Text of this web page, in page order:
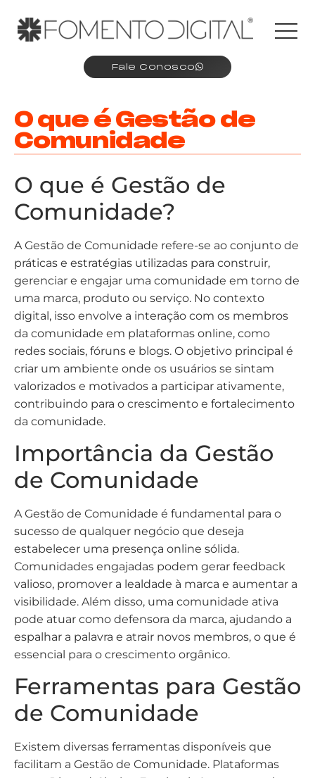
Fale Conosco
O que é Gestão de
Comunidade
O que é Gestão de
Comunidade?
A Gestão de Comunidade refere-se ao conjunto de
práticas e estratégias utilizadas para construir,
gerenciar e engajar uma comunidade em torno de
uma marca, produto ou serviço. No contexto
digital, isso envolve a interação com os membros
da comunidade em plataformas online, como
redes sociais, fóruns e blogs. O objetivo principal é
criar um ambiente onde os usuários se sintam
valorizados e motivados a participar ativamente,
contribuindo para o crescimento e fortalecimento
da comunidade.
Importância da Gestão
de Comunidade
A Gestão de Comunidade é fundamental para o
sucesso de qualquer negócio que deseja
estabelecer uma presença online sólida.
Comunidades engajadas podem gerar feedback
valioso, promover a lealdade à marca e aumentar a
visibilidade. Além disso, uma comunidade ativa
pode atuar como defensora da marca, ajudando a
espalhar a palavra e atrair novos membros, o que é
essencial para o crescimento orgânico.
Ferramentas para Gestão
de Comunidade
Existem diversas ferramentas disponíveis que
facilitam a Gestão de Comunidade. Plataformas